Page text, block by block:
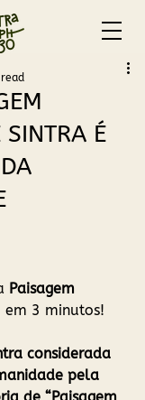
SINTRA É
Paisagem
em 3 minutos!
considerada
pela